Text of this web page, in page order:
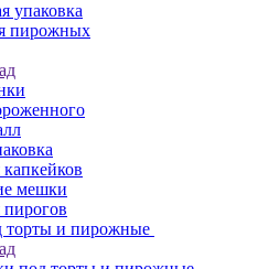
упаковка
пирожных
мешки
торты и пирожные